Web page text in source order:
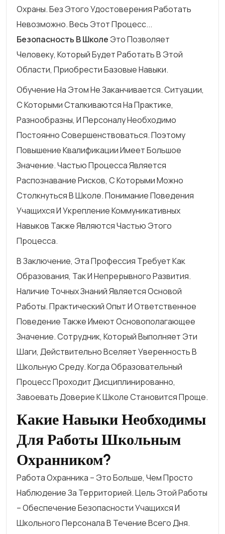
Охраны. Без Этого Удостоверения Работать
Невозможно. Весь Этот Процесс...
Безопасность В Школе Это Позволяет
Человеку, Который Будет Работать В Этой
Области, Приобрести Базовые Навыки.
Обучение На Этом Не Заканчивается. Ситуации,
С Которыми Сталкиваются На Практике,
Разнообразны, И Персоналу Необходимо
Постоянно Совершенствоваться. Поэтому
Повышение Квалификации Имеет Большое
Значение. Частью Процесса Является
Распознавание Рисков, С Которыми Можно
Столкнуться В Школе. Понимание Поведения
Учащихся И Укрепление Коммуникативных
Навыков Также Являются Частью Этого
Процесса.
В Заключение, Эта Профессия Требует Как
Образования, Так И Непрерывного Развития.
Наличие Точных Знаний Является Основой
Работы. Практический Опыт И Ответственное
Поведение Также Имеют Основополагающее
Значение. Сотрудник, Который Выполняет Эти
Шаги, Действительно Вселяет Уверенность В
Школьную Среду. Когда Образовательный
Процесс Проходит Дисциплинированно,
Завоевать Доверие К Школе Становится Проще.
Какие Навыки Необходимы
Для Работы Школьным
Охранником?
Работа Охранника – Это Больше, Чем Просто
Наблюдение За Территорией. Цель Этой Работы
– Обеспечение Безопасности Учащихся И
Школьного Персонала В Течение Всего Дня.